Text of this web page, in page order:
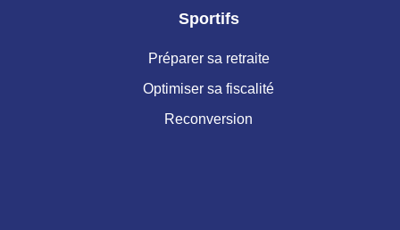
Sportifs
Préparer sa retraite
Optimiser sa fiscalité
Reconversion